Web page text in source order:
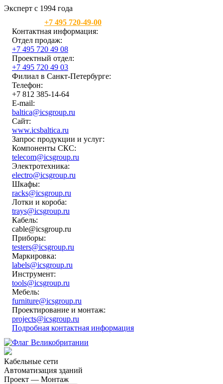
Эксперт с 1994 года
+7 495 720-49-00
Контактная информация:
Отдел продаж:
+7 495 720 49 08
Проектный отдел:
+7 495 720 49 03
Филиал в Санкт-Петербурге:
Телефон:
+7 812 385-14-64
E-mail:
baltica@icsgroup.ru
Сайт:
www.icsbaltica.ru
Запрос продукции и услуг:
Компоненты СКС:
telecom@icsgroup.ru
Электротехника:
electro@icsgroup.ru
Шкафы:
racks@icsgroup.ru
Лотки и короба:
trays@icsgroup.ru
Кабель:
cable@icsgroup.ru
Приборы:
testers@icsgroup.ru
Маркировка:
labels@icsgroup.ru
Инструмент:
tools@icsgroup.ru
Мебель:
furniture@icsgroup.ru
Проектирование и монтаж:
projects@icsgroup.ru
Подробная контактная информация
Кабельные сети
Автоматизация зданий
Проект — Монтаж